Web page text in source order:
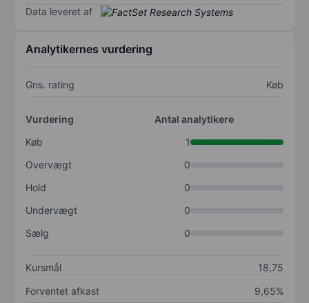
Data leveret af
Analytikernes vurdering
Gns. rating Køb
Vurdering
Antal analytikere
Køb
1
Overvægt
0
Hold
0
Undervægt
0
Sælg
0
Kursmål
18,75
Forventet afkast
9,65%